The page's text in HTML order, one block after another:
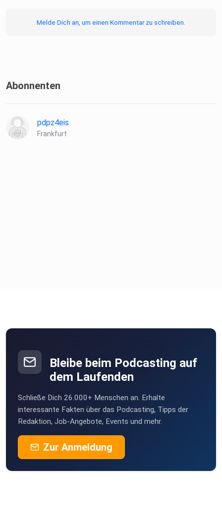
Melde Dich an, um einen Kommentar zu schreiben.
Abonnenten
pdpz4eis
Frankfurt
Bleibe beim Podcasting auf
dem Laufenden
Schließe Dich 26.000+ Menschen an. Erhalte
interessante Fakten über das Podcasting, Tipps der
Redaktion, Job-Angebote, Events und mehr.
Zur Anmeldung